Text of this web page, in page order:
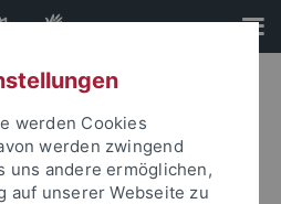
werden Cookies
werden zwingend
uns andere ermöglichen,
auf unserer Webseite zu